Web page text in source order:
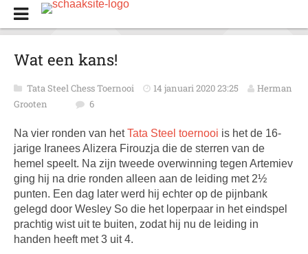
Wat een kans!
Tata Steel Chess Toernooi 14 januari 2020 23:25
Herman
Grooten
6
Na vier ronden van hetTata Steel toernooi is het de 16-
jarige Iranees Alizera Firouzja die de sterren van de
hemel speelt. Na zijn tweede overwinning tegen Artemiev
ging hij na drie ronden alleen aan de leiding met 2½
punten. Een dag later werd hij echter op de pijnbank
gelegd door Wesley So die het loperpaar in het eindspel
prachtig wist uit te buiten, zodat hij nu de leiding in
handen heeft met 3 uit 4.